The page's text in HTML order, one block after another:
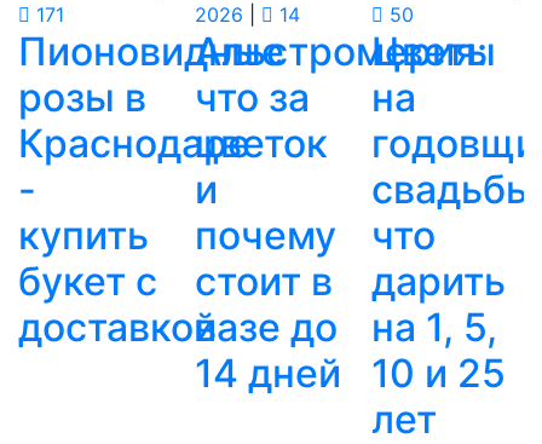
171
Пионовидные
розы в
Краснодаре
-
купить
букет с
доставкой
2026
14
Альстромерия:
что за
цветок
и
почему
стоит в
вазе до
14 дней
50
Цветы
на
что
дарить
на 1, 5,
10 и 25
лет